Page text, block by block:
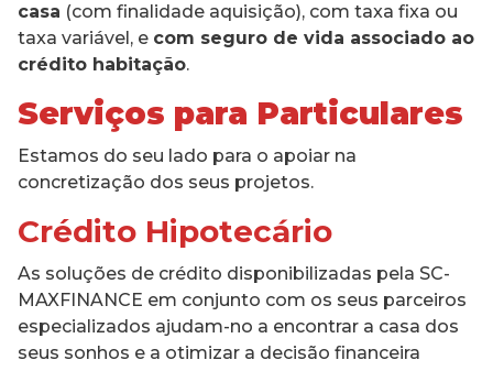
casa (com finalidade aquisição), com taxa fixa ou
taxa variável, e com seguro de vida associado ao
crédito habitação.
Serviços para Particulares
Estamos do seu lado para o apoiar na
concretização dos seus projetos.
Crédito Hipotecário
As soluções de crédito disponibilizadas pela SC-
MAXFINANCE em conjunto com os seus parceiros
especializados ajudam-no a encontrar a casa dos
seus sonhos e a otimizar a decisão financeira